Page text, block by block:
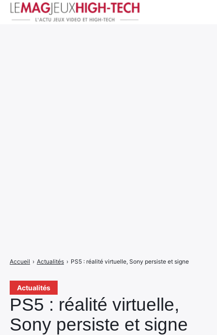
Actualités
PS5 : réalité virtuelle,
Sony persiste et signe
Accueil › Actualités › PS5 : réalité virtuelle, Sony persiste et signe